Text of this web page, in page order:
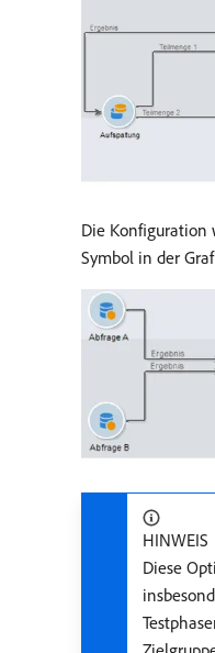
Die Konfiguration
Symbol in der
HINWEIS
Diese